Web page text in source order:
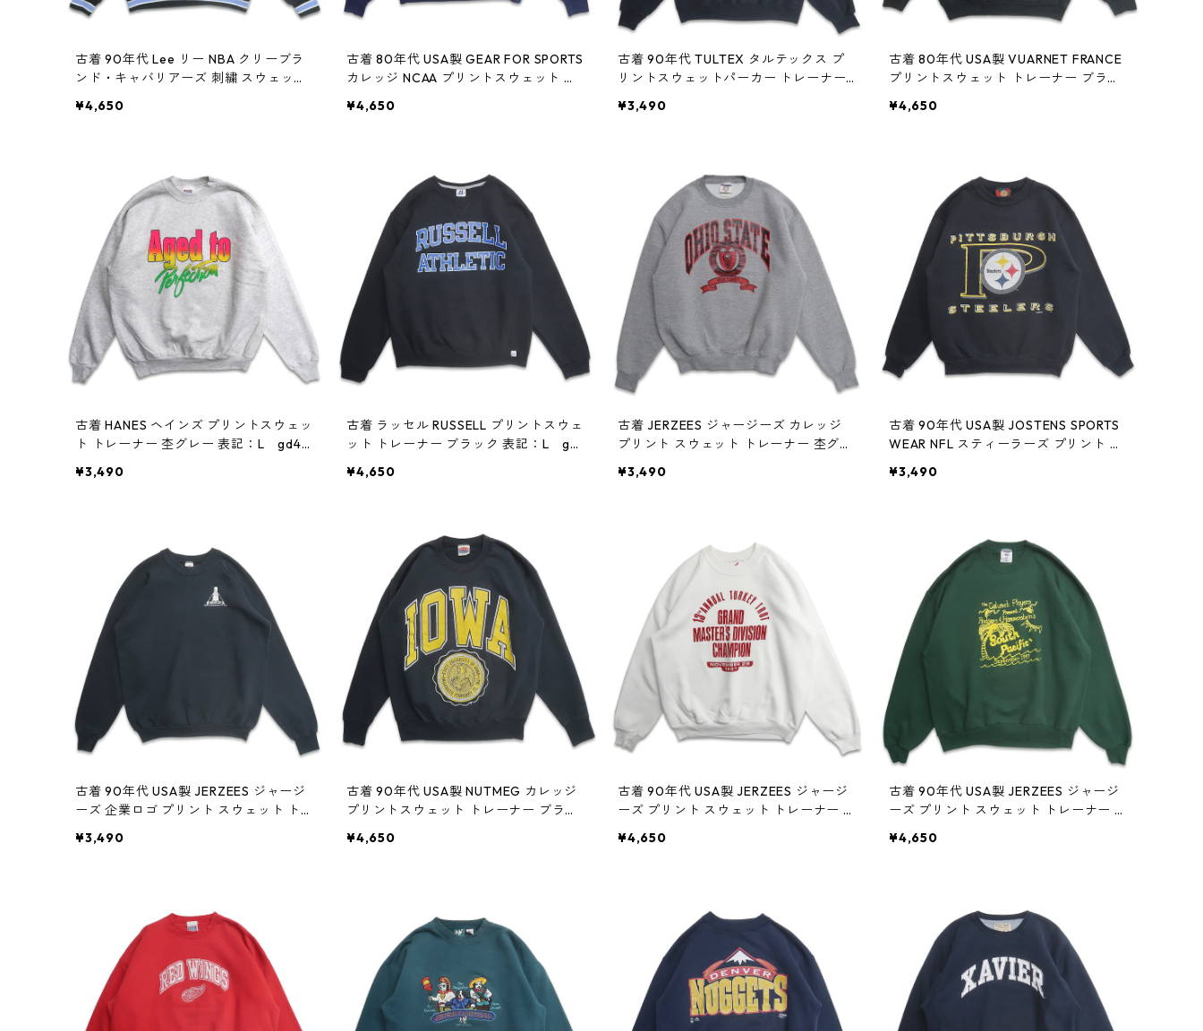
古着 90年代 Lee リー NBA クリーブラ
ンド・キャバリアーズ 刺繍 スウェット
29n w60427
¥4,650
古着 80年代 USA製 GEAR FOR SPORTS
カレッジ NCAA プリントスウェット ト
28n w60427
¥4,650
古着 90年代 TULTEX タルテックス プ
リントスウェットパーカー トレーナー
¥3,490
古着 80年代 USA製 VUARNET FRANCE
プリントスウェット トレーナー ブラッ
¥4,650
古着 HANES ヘインズ プリントスウェッ
ト トレーナー 杢グレー 表記：L gd40
¥3,490
古着 ラッセル RUSSELL プリントスウェ
ット トレーナー ブラック 表記：L gd
¥4,650
古着 JERZEES ジャージーズ カレッジ
プリント スウェット トレーナー 杢グレ
¥3,490
古着 90年代 USA製 JOSTENS SPORTS
WEAR NFL スティーラーズ プリント ス
gd409119n w60416
¥3,490
古着 90年代 USA製 JERZEES ジャージ
ーズ 企業ロゴ プリント スウェット トレ
n w60415
¥3,490
古着 90年代 USA製 NUTMEG カレッジ
プリントスウェット トレーナー ブラッ
¥4,650
古着 90年代 USA製 JERZEES ジャージ
ーズ プリント スウェット トレーナー ホ
¥4,650
古着 90年代 USA製 JERZEES ジャージ
ーズ プリント スウェット トレーナー グ
¥4,650